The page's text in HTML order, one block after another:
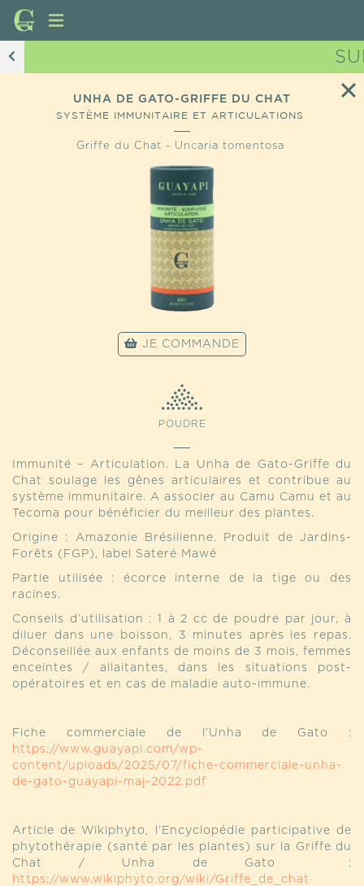
UNHA DE GATO-GRIFFE DU CHAT
SYSTÈME IMMUNITAIRE ET ARTICULATIONS
Griffe du Chat - Uncaria tomentosa
JE COMMANDE
POUDRE
Immunité – Articulation. La Unha de Gato-Griffe du
Chat soulage les gênes articulaires et contribue au
système immunitaire. A associer au Camu Camu et au
Tecoma pour bénéficier du meilleur des plantes.
Origine : Amazonie Brésilienne. Produit de Jardins-
Forêts (FGP), label Sateré Mawé
Partie utilisée : écorce interne de la tige ou des
racines.
Conseils d’utilisation : 1 à 2 cc de poudre par jour, à
diluer dans une boisson, 3 minutes après les repas.
Déconseillée aux enfants de moins de 3 mois, femmes
enceintes / allaitantes, dans les situations post-
opératoires et en cas de maladie auto-immune.
Fiche commerciale de l’Unha de Gato :
https://www.guayapi.com/wp-
content/uploads/2025/07/fiche-commerciale-unha-
de-gato-guayapi-maj-2022.pdf
Article de Wikiphyto, l’Encyclopédie participative de
phytothérapie (santé par les plantes) sur la Griffe du
Chat / Unha de Gato :
https://www.wikiphyto.org/wiki/Griffe_de_chat